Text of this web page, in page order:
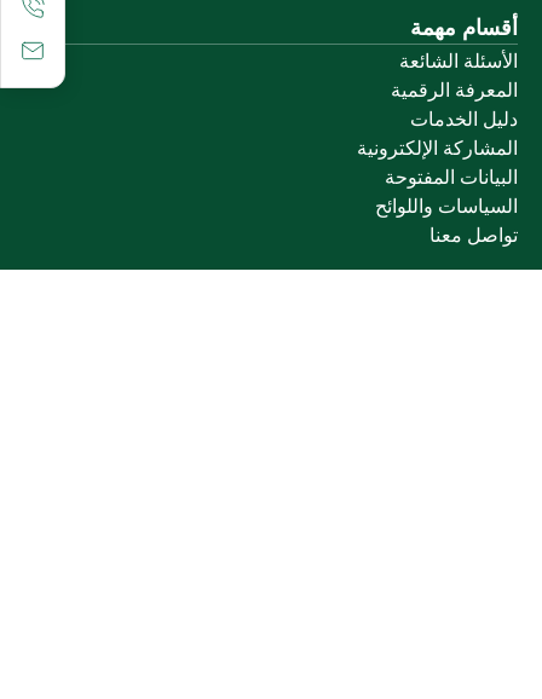
أقسام مهمة
الأسئلة الشائعة
المعرفة الرقمية
دليل الخدمات
المشاركة الإلكترونية
البيانات المفتوحة
السياسات واللوائح
تواصل معنا